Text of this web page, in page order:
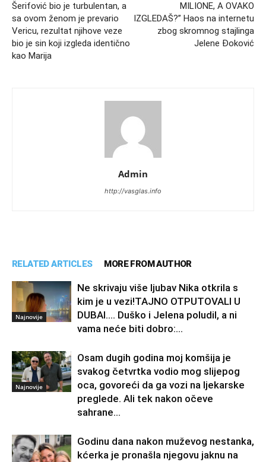
Šerifović bio je turbulentan, a
sa ovom ženom je prevario
Vericu, rezultat njihove veze
bio je sin koji izgleda identično
kao Marija
MILIONE, A OVAKO
IZGLEDAŠ?” Haos na internetu
zbog skromnog stajlinga
Jelene Đoković
Admin
http://vasglas.info
RELATED ARTICLES MORE FROM AUTHOR
Najnovije
Ne skrivaju više ljubav Nika otkrila s
kim je u vezi!TAJNO OTPUTOVALI U
DUBAI…. Duško i Jelena poludil, a ni
vama neće biti dobro:...
Najnovije
Osam dugih godina moj komšija je
svakog četvrtka vodio mog slijepog
oca, govoreći da ga vozi na ljekarske
preglede. Ali tek nakon očeve
sahrane...
Godinu dana nakon muževog nestanka,
kćerka je pronašla njegovu jaknu na